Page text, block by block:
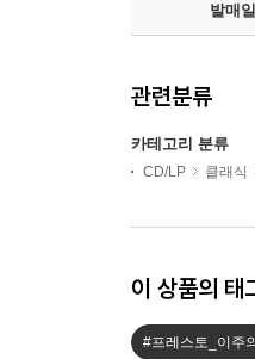
발매일
관련분류
카테고리 분류
CD/LP 클래식
이 상품의 태
#프레스토_이주